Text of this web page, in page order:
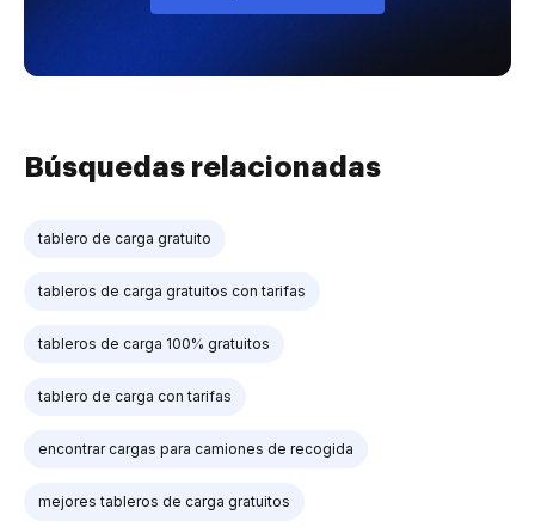
Búsquedas relacionadas
tablero de carga gratuito
tableros de carga gratuitos con tarifas
tableros de carga 100% gratuitos
tablero de carga con tarifas
encontrar cargas para camiones de recogida
mejores tableros de carga gratuitos